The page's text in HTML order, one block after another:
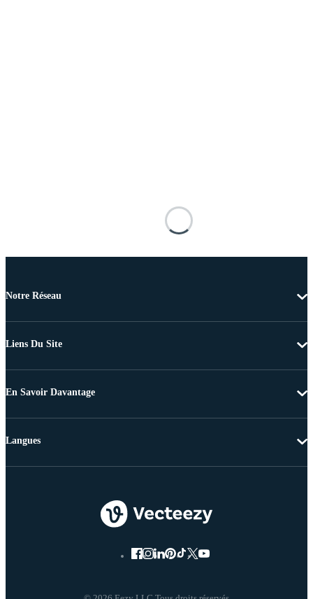
Notre Réseau
Liens Du Site
En Savoir Davantage
Langues